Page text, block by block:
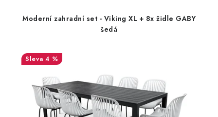
Moderní zahradní set - Viking XL + 8x židle GABY
šedá
4 %